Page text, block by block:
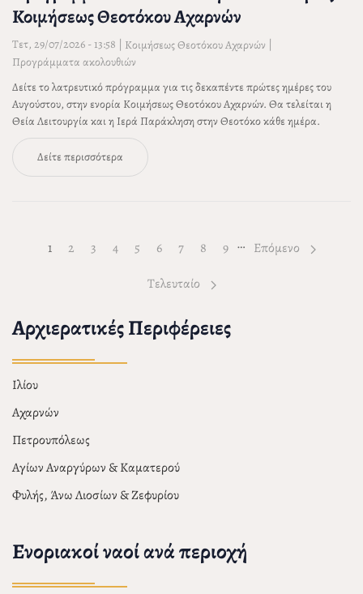
Κοιμήσεως Θεοτόκου Αχαρνών
Τετ, 29/07/2026 - 13:58 | Κοιμήσεως Θεοτόκου Αχαρνών |
Προγράμματα ακολουθιών
Δείτε το λατρευτικό πρόγραμμα για τις δεκαπέντε πρώτες ημέρες του
Αυγούστου, στην ενορία Κοιμήσεως Θεοτόκου Αχαρνών. Θα τελείται η
Θεία Λειτουργία και η Ιερά Παράκληση στην Θεοτόκο κάθε ημέρα.
Δείτε περισσότερα
1 Page
2 Page
3 Page
4 Page
5 Page
6 Page
7 Page
8 Page
9 … Επόμενο
Τελευταίο
Αρχιερατικές Περιφέρειες
Ιλίου
Αχαρνών
Πετρουπόλεως
Αγίων Αναργύρων & Καματερού
Φυλής, Άνω Λιοσίων & Ζεφυρίου
Ενοριακοί ναοί ανά περιοχή